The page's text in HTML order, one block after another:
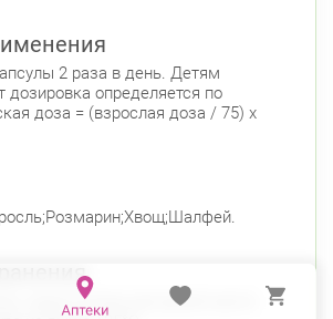
2 раза в день. Детям
дозировка определяется по
доза = (взрослая доза / 75) х
недоступном для детей месте